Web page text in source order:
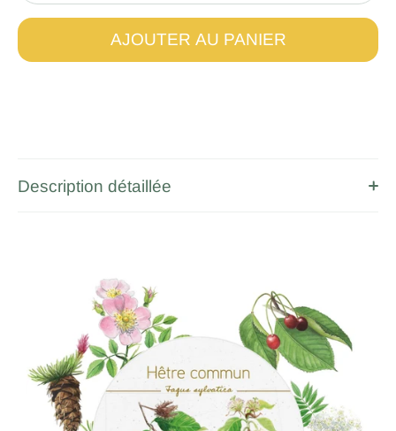
AJOUTER AU PANIER
Description détaillée